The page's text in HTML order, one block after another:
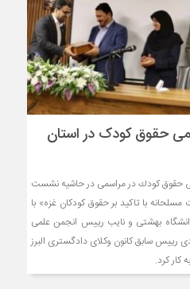
حقوق کودک در استان
حقوق كودك در مراسمى در حاشيه نشست
با تاكيد بر حقوق كودكان غزه» با
بهشتى و نايب رييس انجمن علمى
رييس سابق كانون وكلاى دادگسترى البرز
كار كرد.